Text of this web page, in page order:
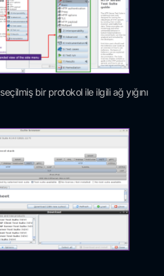
bir protokol ile ilgili ağ yığını